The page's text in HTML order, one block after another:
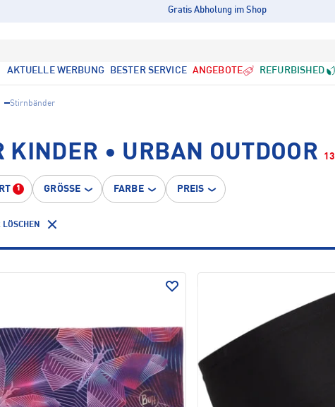
Gratis Abholung im Shop
AKTUELLE WERBUNG BESTER SERVICE ANGEBOTE REFURBISHED
Stirnbänder
• URBAN OUTDOOR 13
1 GRÖSSE FARBE PREIS
LÖSCHEN